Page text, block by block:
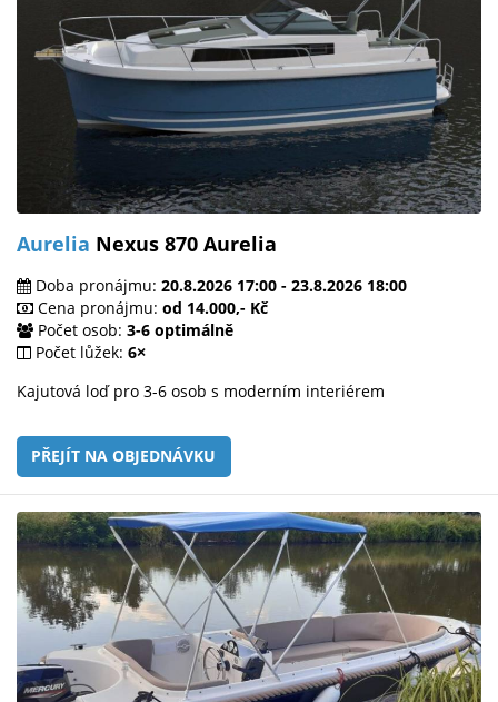
Aurelia Nexus 870 Aurelia
Doba pronájmu: 20.8.2026 17:00 - 23.8.2026 18:00
Cena pronájmu: od 14.000,- Kč
Počet osob: 3-6 optimálně
Počet lůžek: 6×
Kajutová loď pro 3-6 osob s moderním interiérem
PŘEJÍT NA OBJEDNÁVKU